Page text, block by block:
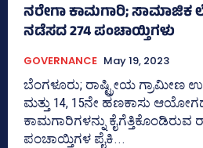
ನರೇಗಾ ಕಾಮಗಾರಿ;
ನಡೆಸದ 274 ಪಂಚಾಯ್ತಿಗಳು
GOVERNANCE May 19, 2023
ಬೆಂಗಳೂರು; ರಾಷ್ಟ್ರೀಯ
ಮತ್ತು 14, 15ನೇ ಹಣಕಾಸು
ಕಾಮಗಾರಿಗಳನ್ನು ಕೈಗೆತ್ತಿಕೊಂಡಿರುವ
ಪಂಚಾಯ್ತಿಗಳ ಪೈಕಿ...